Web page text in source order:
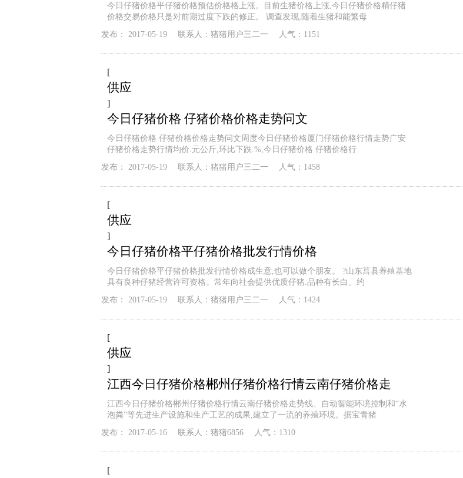
今日仔猪价格平仔猪价格预估价格格上涨。目前生猪价格上涨,今日仔猪价格精仔猪
价格交易价格只是对前期过度下跌的修正。 调查发现,随着生猪和能繁母
发布： 2017-05-19 联系人： 猪猪用户三二一 人气：1151
[
供应
]
今日仔猪价格 仔猪价格价格走势问文
今日仔猪价格 仔猪价格价格走势问文周度今日仔猪价格厦门仔猪价格行情走势广安
仔猪价格走势行情均价.元公斤,环比下跌.%,今日仔猪价格 仔猪价格行
发布： 2017-05-19 联系人： 猪猪用户三二一 人气：1458
[
供应
]
今日仔猪价格平仔猪价格批发行情价格
今日仔猪价格平仔猪价格批发行情价格成生意,也可以做个朋友。 ?山东莒县养殖基地
具有良种仔猪经营许可资格。常年向社会提供优质仔猪.品种有长白、约
发布： 2017-05-19 联系人： 猪猪用户三二一 人气：1424
[
供应
]
江西今日仔猪价格郴州仔猪价格行情云南仔猪价格走
江西今日仔猪价格郴州仔猪价格行情云南仔猪价格走势线、自动智能环境控制和“水
泡粪”等先进生产设施和生产工艺的成果,建立了一流的养殖环境。据宝青猪
发布： 2017-05-16 联系人： 猪猪6856 人气：1310
[